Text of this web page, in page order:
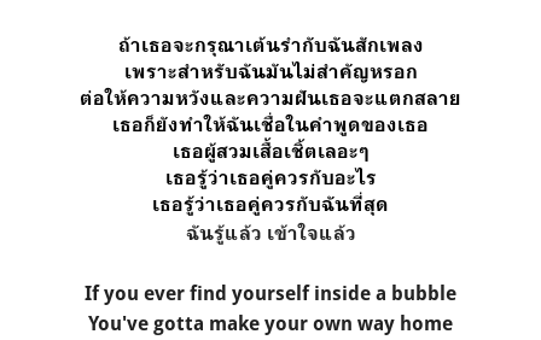
ถ้าเธอจะกรุณาเต้นรำกับฉันสักเพลง
เพราะสำหรับฉันมันไม่สำคัญหรอก
ต่อให้ความหวังและความฝันเธอจะแตกสลาย
เธอก็ยังทำให้ฉันเชื่อในคำพูดของเธอ
เธอผู้สวมเสื้อเชิ้ตเลอะๆ
เธอรู้ว่าเธอคู่ควรกับอะไร
เธอรู้ว่าเธอคู่ควรกับฉันที่สุด
ฉันรู้แล้ว เข้าใจแล้ว
If you ever find yourself inside a bubble
You've gotta make your own way home